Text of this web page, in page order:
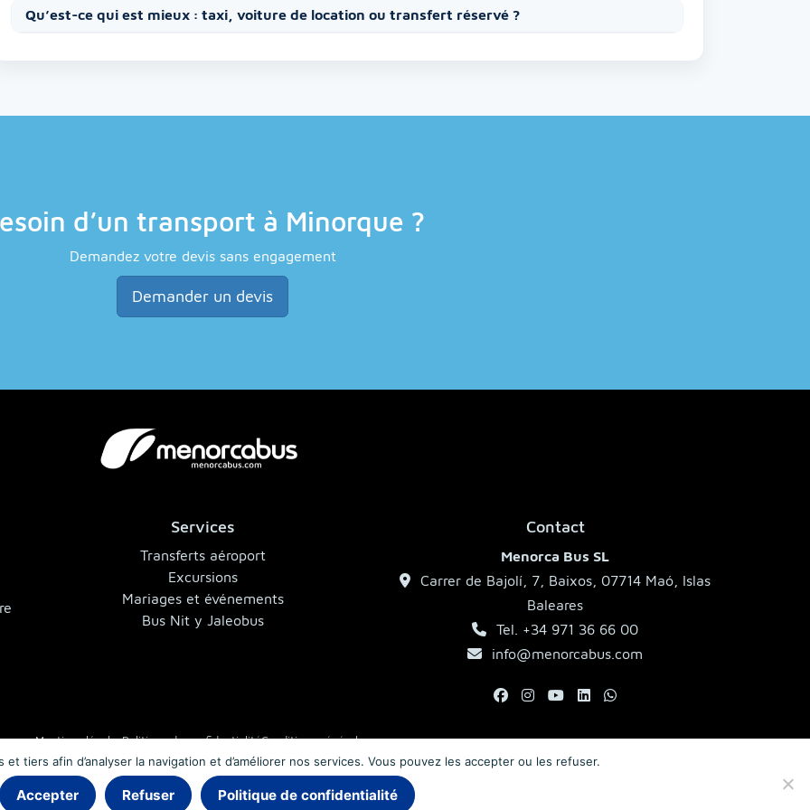
Qu’est-ce qui est mieux : taxi, voiture de location ou transfert réservé ?
d’un transport à Minorque ?
Demandez votre devis sans engagement
Demander un devis
Services
Transferts aéroport
Excursions
Mariages et événements
Bus Nit y Jaleobus
Contact
Menorca Bus SL
Carrer de Bajolí, 7, Baixos, 07714 Maó, Islas
Baleares
Tel. +34 971 36 66 00
info@menorcabus.com
Mentions légalesPolitique de confidentialitéConditions générales
© 2026 MenorcaBus · Autocars à Minorque
tiers afin d’analyser la navigation et d’améliorer nos services. Vous pouvez les accepter ou les refuser.
Accepter Refuser Politique de confidentialité